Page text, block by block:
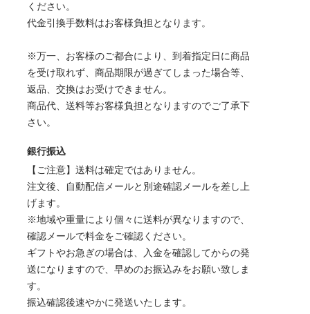
ください。
代金引換手数料はお客様負担となります。
※万一、お客様のご都合により、到着指定日に商品
を受け取れず、商品期限が過ぎてしまった場合等、
返品、交換はお受けできません。
商品代、送料等お客様負担となりますのでご了承下
さい。
銀行振込
【ご注意】送料は確定ではありません。
注文後、自動配信メールと別途確認メールを差し上
げます。
※地域や重量により個々に送料が異なりますので、
確認メールで料金をご確認ください。
ギフトやお急ぎの場合は、入金を確認してからの発
送になりますので、早めのお振込みをお願い致しま
す。
振込確認後速やかに発送いたします。